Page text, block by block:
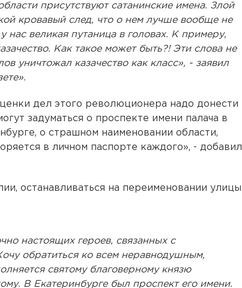
присутствуют сатанинские имена. Злой
кровавый след, что о нем лучше вообще не
нас великая путаница в головах. К примеру,
Как такое может быть?! Эти слова не
уничтожал казачество как класс», - заявил
дел этого революционера надо донести
задуматься о проспекте имени палача в
о страшном наименовании области,
в личном паспорте каждого», - добавил
останавливаться на переименовании улицы
настоящих героев, связанных с
обратиться ко всем неравнодушным,
святому благоверному князю
В Екатеринбурге был проспект его имени.